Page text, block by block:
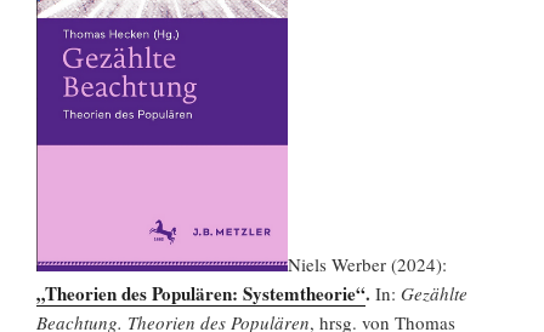
Niels Werber (2024):
„Theorien des Populären: Systemtheorie“. In: Gezählte
Beachtung. Theorien des Populären, hrsg. von Thomas